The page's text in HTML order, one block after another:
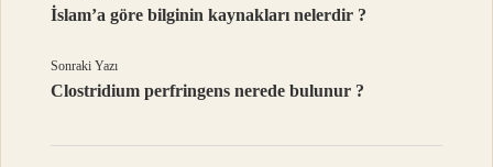
İslam’a göre bilginin kaynakları nelerdir ?
Sonraki Yazı
Clostridium perfringens nerede bulunur ?